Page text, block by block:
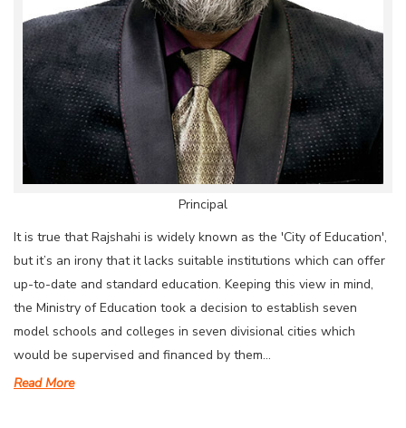
Principal
It is true that Rajshahi is widely known as the 'City of Education',
but it’s an irony that it lacks suitable institutions which can offer
up-to-date and standard education. Keeping this view in mind,
the Ministry of Education took a decision to establish seven
model schools and colleges in seven divisional cities which
would be supervised and financed by them...
Read More